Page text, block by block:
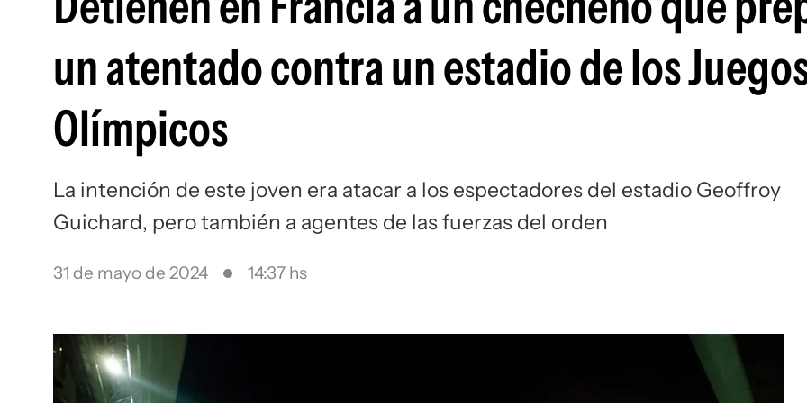
un atentado contra un estadio de los
Olímpicos
La intención de este joven era atacar a los espectadores del estadio Geoffroy
Guichard, pero también a agentes de las fuerzas del orden
31 de mayo de 2024 14:37 hs